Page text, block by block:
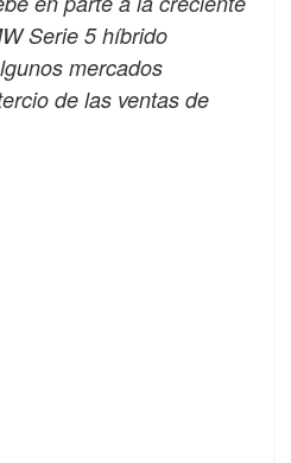
Serie 5 híbrido
mercados
de las ventas de